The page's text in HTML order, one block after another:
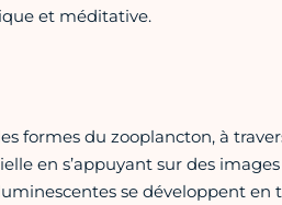
et méditative.
formes du zooplancton, à
en s’appuyant sur des images
se développent en